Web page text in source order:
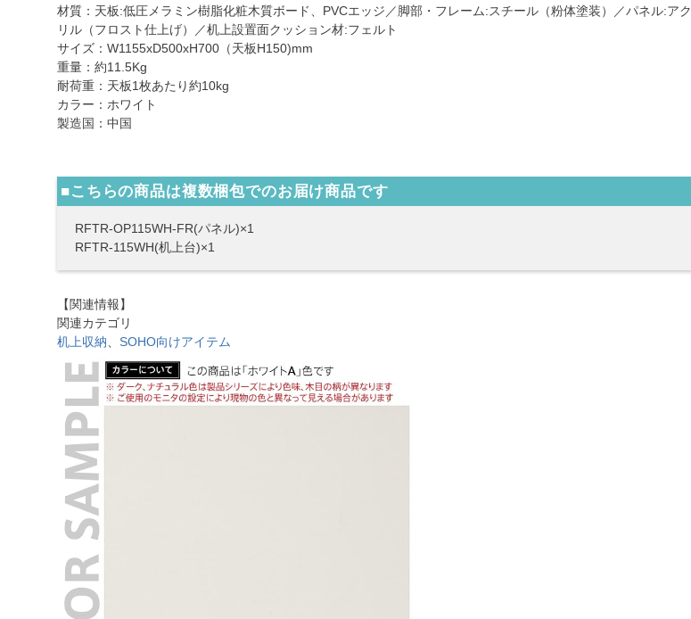
材質：天板:低圧メラミン樹脂化粧木質ボード、PVCエッジ／脚部・フレーム:スチール（粉体塗装）／パネル:アク
リル（フロスト仕上げ）／机上設置面クッション材:フェルト
サイズ：W1155xD500xH700（天板H150)mm
重量：約11.5Kg
耐荷重：天板1枚あたり約10kg
カラー：ホワイト
製造国：中国
■こちらの商品は複数梱包でのお届け商品です
RFTR-OP115WH-FR(パネル)×1
RFTR-115WH(机上台)×1
【関連情報】
関連カテゴリ
机上収納
SOHO向けアイテム